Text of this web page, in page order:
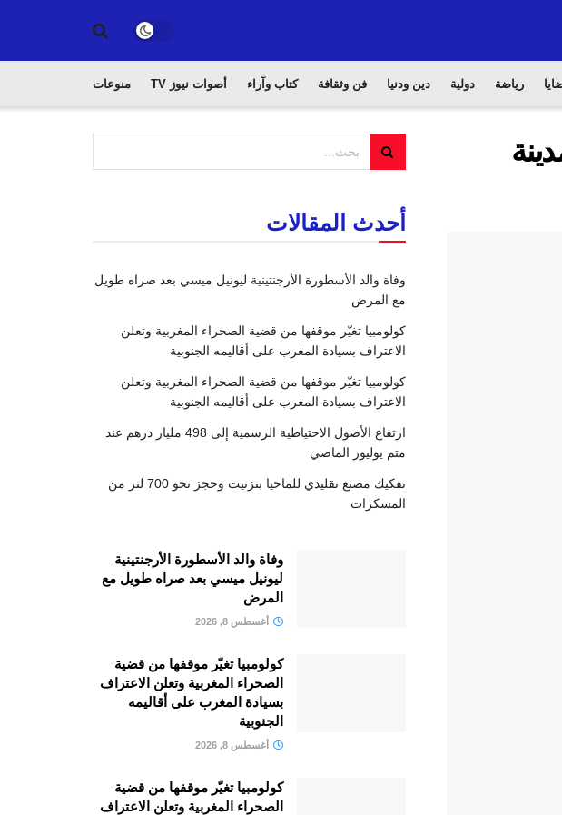
رياضة دولية دين ودنيا فن وثقافة كتاب وآراء أصوات نيوز TV منوعات
أحدث المقالات
وفاة والد الأسطورة الأرجنتينية ليونيل ميسي بعد صراه طويل
مع المرض
كولومبيا تغيّر موقفها من قضية الصحراء المغربية وتعلن
الاعتراف بسيادة المغرب على أقاليمه الجنوبية
كولومبيا تغيّر موقفها من قضية الصحراء المغربية وتعلن
الاعتراف بسيادة المغرب على أقاليمه الجنوبية
ارتفاع الأصول الاحتياطية الرسمية إلى 498 مليار درهم عند
متم يوليوز الماضي
تفكيك مصنع تقليدي للماحيا بتزنيت وحجز نحو 700 لتر من
المسكرات
وفاة والد الأسطورة الأرجنتينية
ليونيل ميسي بعد صراه طويل مع
المرض
أغسطس 8, 2026
كولومبيا تغيّر موقفها من قضية
الصحراء المغربية وتعلن الاعتراف
بسيادة المغرب على أقاليمه
الجنوبية
أغسطس 8, 2026
كولومبيا تغيّر موقفها من قضية
الصحراء المغربية وتعلن الاعتراف